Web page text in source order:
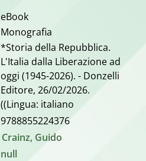
eBook
Monografia
*Storia della Repubblica.
L'Italia dalla Liberazione ad
oggi (1945-2026). - Donzelli
Editore, 26/02/2026.
((Lingua: italiano
9788855224376
Crainz, Guido
null